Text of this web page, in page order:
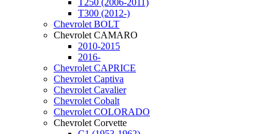
T300 (2012-)
Chevrolet BOLT
Chevrolet CAMARO
2010-2015
2016-
Chevrolet CAPRICE
Chevrolet Captiva
Chevrolet Cavalier
Chevrolet Cobalt
Chevrolet COLORADO
Chevrolet Corvette